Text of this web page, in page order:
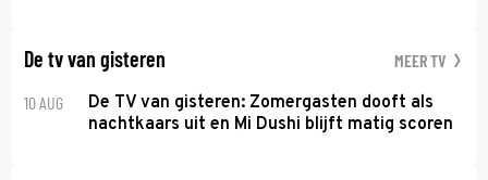
De tv van gisteren MEER TV
10 AUG
De TV van gisteren: Zomergasten dooft als
nachtkaars uit en Mi Dushi blijft matig scoren